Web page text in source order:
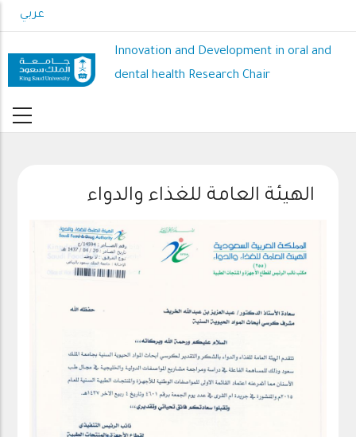
to
content
عربي
Innovation and Development in oral and
dental health Research Chair
الهيئة العامة للغذاء والدواء